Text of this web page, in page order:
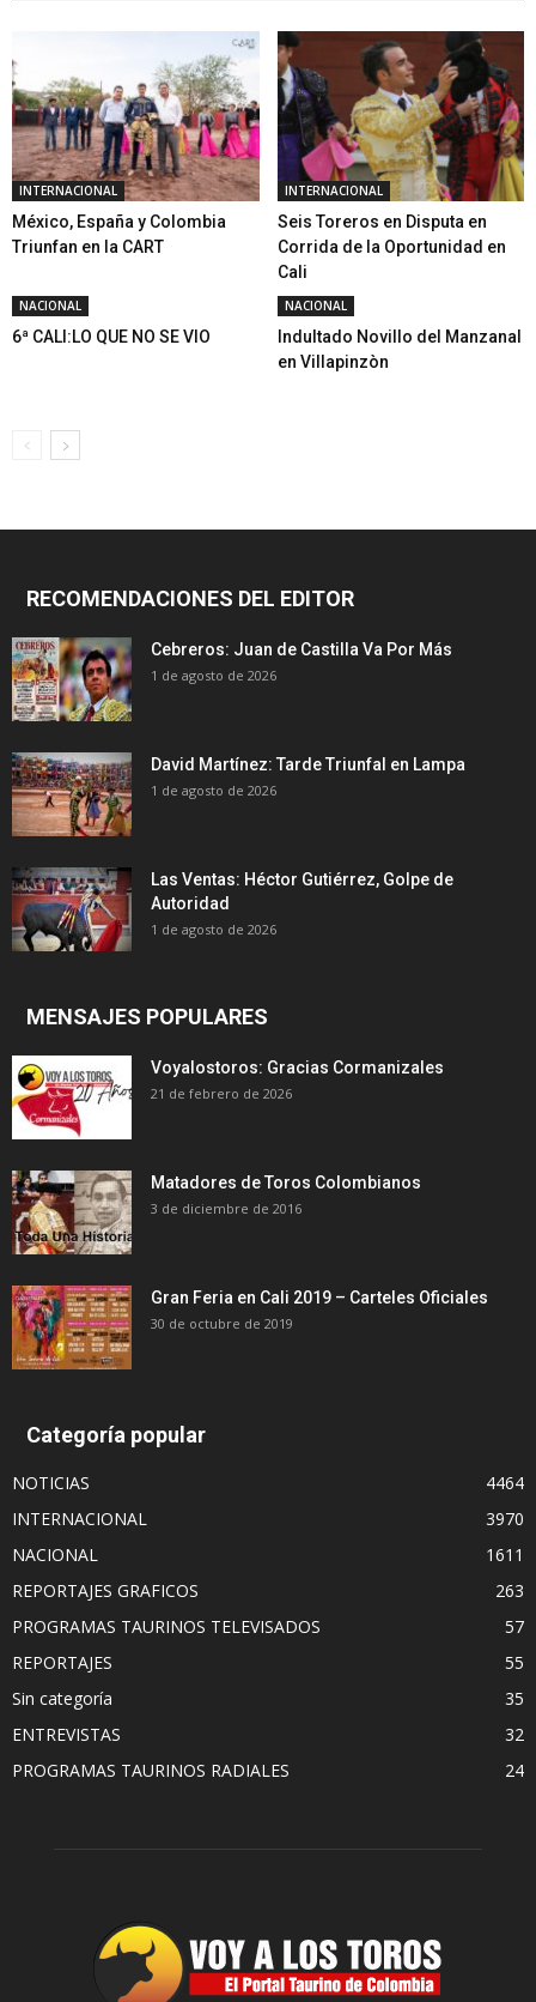
INTERNACIONAL
México, España y Colombia
Triunfan en la CART
INTERNACIONAL
Seis Toreros en Disputa en
Corrida de la Oportunidad en
Cali
NACIONAL
6ª CALI:LO QUE NO SE VIO
NACIONAL
Indultado Novillo del Manzanal
en Villapinzòn
RECOMENDACIONES DEL EDITOR
Cebreros: Juan de Castilla Va Por Más
1 de agosto de 2026
David Martínez: Tarde Triunfal en Lampa
1 de agosto de 2026
Las Ventas: Héctor Gutiérrez, Golpe de
Autoridad
1 de agosto de 2026
MENSAJES POPULARES
Voyalostoros: Gracias Cormanizales
21 de febrero de 2026
Matadores de Toros Colombianos
3 de diciembre de 2016
Gran Feria en Cali 2019 – Carteles Oficiales
30 de octubre de 2019
Categoría popular
NOTICIAS
4464
INTERNACIONAL
3970
NACIONAL
1611
REPORTAJES GRAFICOS
263
PROGRAMAS TAURINOS TELEVISADOS
57
REPORTAJES
55
Sin categoría
35
ENTREVISTAS
32
PROGRAMAS TAURINOS RADIALES
24